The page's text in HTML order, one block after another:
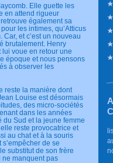
Elle guette les
en attend rigueur
également sa
les intimes, qu’Atticus
et c’est un nouveau
brutalement. Henry
voue en retour une
époque et nous pensons
à observer les
reste la manière dont
Louise est désormais
des micro-sociétés
dans les années
du Sud et la jeune femme
reste provocatrice et
au chat et à la souris
de se
substitut de son frère
ne manquent pas